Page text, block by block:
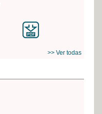
>> Ver todas